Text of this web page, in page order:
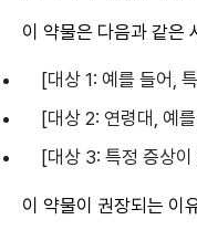
이 약물은 다음과 같은
[대상 1: 예를 들어,
[대상 2: 연령대, 예
[대상 3: 특정 증상
이 약물이 권장되는 이